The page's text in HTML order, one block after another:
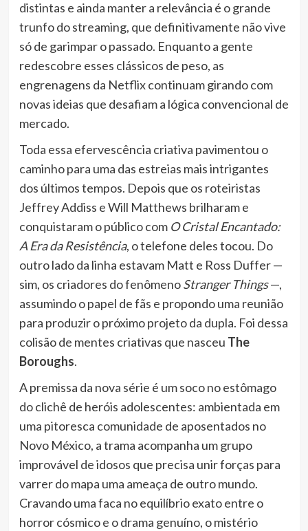
distintas e ainda manter a relevância é o grande
trunfo do streaming, que definitivamente não vive
só de garimpar o passado. Enquanto a gente
redescobre esses clássicos de peso, as
engrenagens da Netflix continuam girando com
novas ideias que desafiam a lógica convencional de
mercado.
Toda essa efervescência criativa pavimentou o
caminho para uma das estreias mais intrigantes
dos últimos tempos. Depois que os roteiristas
Jeffrey Addiss e Will Matthews brilharam e
conquistaram o público com O Cristal Encantado:
A Era da Resistência, o telefone deles tocou. Do
outro lado da linha estavam Matt e Ross Duffer —
sim, os criadores do fenômenoStranger Things—,
assumindo o papel de fãs e propondo uma reunião
para produzir o próximo projeto da dupla. Foi dessa
colisão de mentes criativas que nasceu The
Boroughs.
A premissa da nova série é um soco no estômago
do clichê de heróis adolescentes: ambientada em
uma pitoresca comunidade de aposentados no
Novo México, a trama acompanha um grupo
improvável de idosos que precisa unir forças para
varrer do mapa uma ameaça de outro mundo.
Cravando uma faca no equilíbrio exato entre o
horror cósmico e o drama genuíno, o mistério